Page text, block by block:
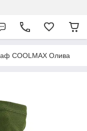
COOLMAX Олива